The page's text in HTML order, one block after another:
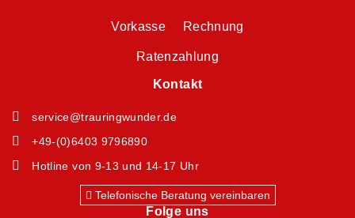
Vorkasse Rechnung
Ratenzahlung
Kontakt
service@trauringwunder.de
+49-(0)6403 9796890
Hotline von 9-13 und 14-17 Uhr
Telefonische Beratung vereinbaren
Folge uns